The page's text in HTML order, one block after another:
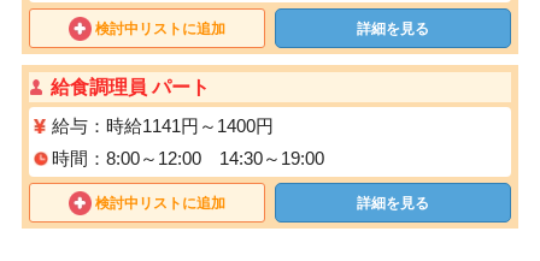
検討中リストに追加 詳細を見る
給食調理員 パート
給与：時給1141円～1400円
時間：8:00～12:00 14:30～19:00
検討中リストに追加 詳細を見る